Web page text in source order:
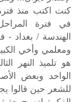
في فترة
الهندسة / بغداد -
ومعلمي وأخي
هو تلميذ النهر
الواحد وبعض
للشعر حين قالوا